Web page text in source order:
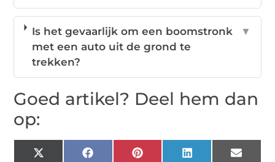
Is het gevaarlijk om een boomstronk
met een auto uit de grond te
trekken?
▼
Goed artikel? Deel hem dan
op:
X
FacebookPinterestLinkedIn Email